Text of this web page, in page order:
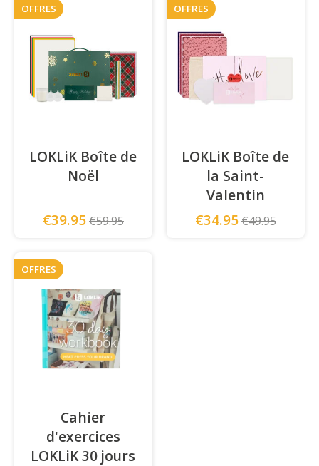
OFFRES
LOKLiK Boîte de
Noël
€39.95€59.95
OFFRES
LOKLiK Boîte de
la Saint-
Valentin
€34.95€49.95
OFFRES
Cahier
d'exercices
LOKLiK 30 jours